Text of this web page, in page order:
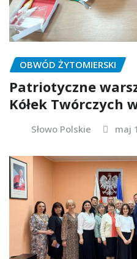
OBWÓD ŻYTOMIERSKI
Patriotyczne
Kółek Twórczych
Słowo Polskie maj